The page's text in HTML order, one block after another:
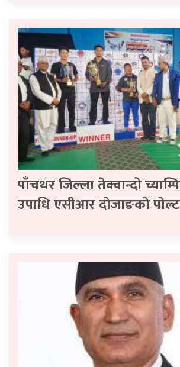
पाँचथर जिल्ला तेक्वान्दो
उपाधि एसीआर दोजाङकाे